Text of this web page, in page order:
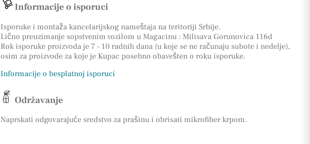
Informacije o isporuci
Isporuke i montaža kancelarijskog nameštaja na teritoriji Srbije.
Lično preuzimanje sopstvenim vozilom u Magacinu : Milisava Gorunovica 116d
Rok isporuke proizvoda je 7 - 10 radnih dana (u koje se ne računaju subote i nedelje),
osim za proizvode za koje je Kupac posebno obavešten o roku isporuke.
Informacije o besplatnoj isporuci
Održavanje
Naprskati odgovarajuće sredstvo za prašinu i obrisati mikrofiber krpom.